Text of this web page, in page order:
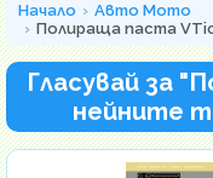
Начало
Авто Мото
Полираща паста
Гласувай за
нейните